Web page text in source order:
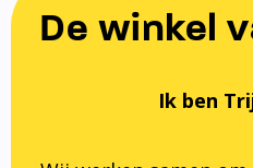
De winkel
Ik ben